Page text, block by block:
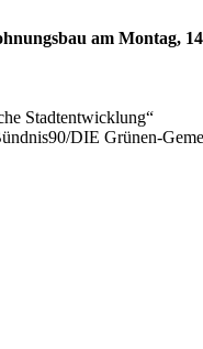
am Montag,
Stadtentwicklung“
DIE Grünen-